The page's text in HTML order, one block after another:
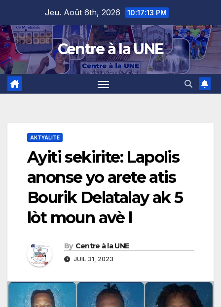
content
Jeu. Août 6th, 2026 10:17:15 PM
Centre à la UNE
AKTYALITE
Ayiti sekirite: Lapolis
anonse yo arete atis
Bourik Delatalay ak 5
lòt moun avè l
By Centre à la UNE
JUIL 31, 2023